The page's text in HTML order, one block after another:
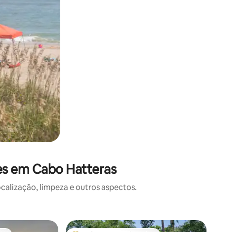
em Cabo Hatteras
limpeza e outros aspectos.